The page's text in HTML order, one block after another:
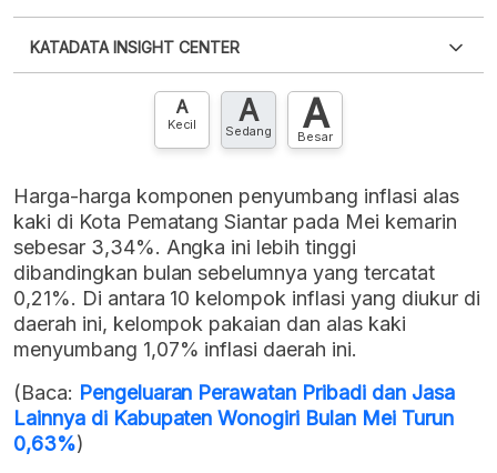
XLS
punya akun?Silakan Daftar sekarang
KATADATA INSIGHT CENTER
Hubungi sekarang »
A
Kecil A
Sedang A
Besar
Harga-harga komponen penyumbang inflasi alas
kaki di Kota Pematang Siantar pada Mei kemarin
sebesar 3,34%. Angka ini lebih tinggi
dibandingkan bulan sebelumnya yang tercatat
0,21%. Di antara 10 kelompok inflasi yang diukur di
daerah ini, kelompok pakaian dan alas kaki
menyumbang 1,07% inflasi daerah ini.
(Baca: Pengeluaran Perawatan Pribadi dan Jasa
Lainnya di Kabupaten Wonogiri Bulan Mei Turun
0,63%)